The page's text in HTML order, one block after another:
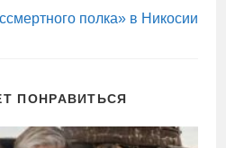
полка» в Никосии
ПОНРАВИТЬСЯ